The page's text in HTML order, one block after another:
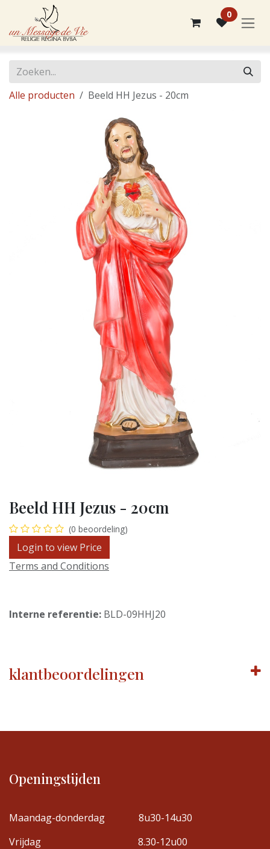
Overslaan naar inhoud
0
Alle producten Beeld HH Jezus - 20cm
Beeld HH Jezus - 20cm
(0 beoordeling)
Login to view Price
Terms and Conditions
Interne referentie: BLD-09HHJ20
klantbeoordelingen
Openingstijden
Maandag-donderdag
8u30-14u30
Vrijdag
8.30-12u00